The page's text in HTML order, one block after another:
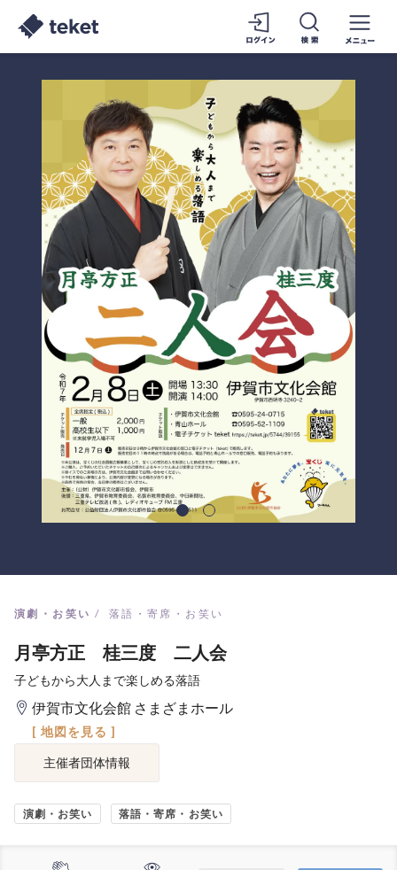
演劇・お笑い 落語・寄席・お笑い
月亭方正 桂三度 二人会
子どもから大人まで楽しめる落語
伊賀市文化会館 さまざまホール
[ 地図を見る ]
主催者団体情報
演劇・お笑い 落語・寄席・お笑い